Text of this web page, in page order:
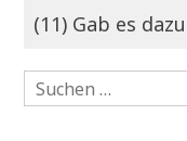
(11) Gab es
Suchen
nach: